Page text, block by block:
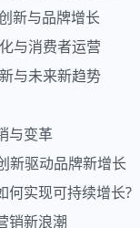
新与品牌增长
与消费者运营
与未来新趋势
与变革
新驱动品牌新增长
何实现可持续增长?
销新浪潮